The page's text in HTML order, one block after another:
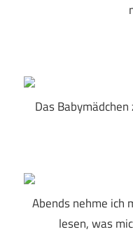
Das
Abends nehme ich
lesen, was